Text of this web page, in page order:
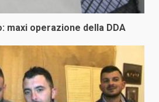
maxi operazione della DDA